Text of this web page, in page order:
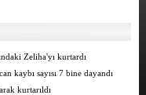
Zeliha'yı kurtardı
kaybı sayısı 7 bine dayandı
kurtarıldı